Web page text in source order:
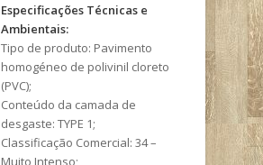
Especificações Técnicas e
Ambientais:
Tipo de produto: Pavimento
homogéneo de polivinil cloreto
(PVC);
Conteúdo da camada de
desgaste: TYPE 1;
Classificação Comercial: 34 –
Muito Intenso;